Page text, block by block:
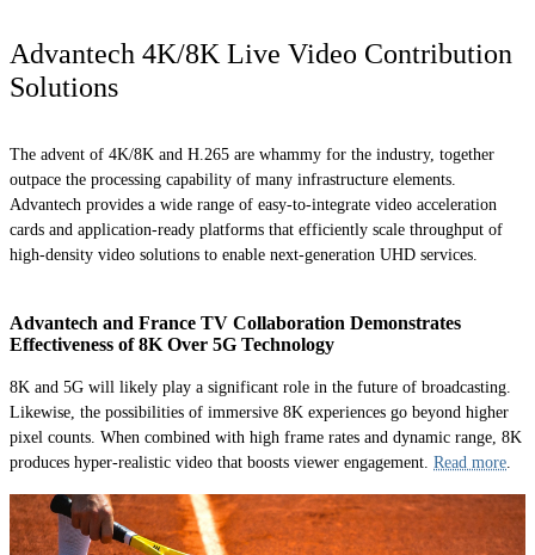
Advantech 4K/8K Live Video Contribution
Solutions
The advent of 4K/8K and H.265 are whammy for the industry, together
outpace the processing capability of many infrastructure elements.
Advantech provides a wide range of easy-to-integrate video acceleration
cards and application-ready platforms that efficiently scale throughput of
high-density video solutions to enable next-generation UHD services.
Advantech and France TV Collaboration Demonstrates
Effectiveness of 8K Over 5G Technology
8K and 5G will likely play a significant role in the future of broadcasting.
Likewise, the possibilities of immersive 8K experiences go beyond higher
pixel counts. When combined with high frame rates and dynamic range, 8K
produces hyper-realistic video that boosts viewer engagement. Read more.